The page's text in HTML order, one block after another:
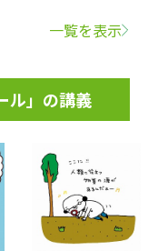
一覧を表示
ル」の講義